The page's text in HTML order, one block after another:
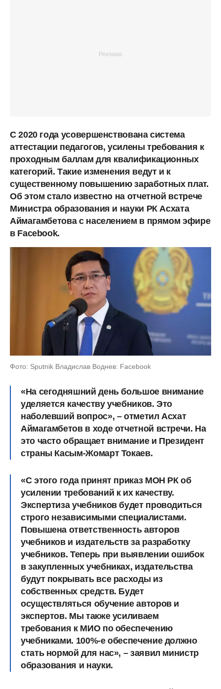
С 2020 года усовершенствована система
аттестации педагогов, усилены требования к
проходным баллам для квалификационных
категорий. Такие изменения ведут и к
существенному повышению заработных плат.
Об этом стало известно на отчетной встрече
Министра образования и науки РК Асхата
Аймагамбетова с населением в прямом эфире
в Facebook.
Фото: Sputnik Владислав Воднев: Facebook
«На сегодняшний день большое внимание
уделяется качеству учебников. Это
наболевший вопрос», – отметил Асхат
Аймагамбетов в ходе отчетной встречи. На
это часто обращает внимание и Президент
страны Касым-Жомарт Токаев.
«С этого года принят приказ МОН РК об
усилении требований к их качеству.
Экспертиза учебников будет проводиться
строго независимыми специалистами.
Повышена ответственность авторов
учебников и издательств за разработку
учебников. Теперь при выявлении ошибок
в закупленных учебниках, издательства
будут покрывать все расходы из
собственных средств. Будет
осуществляться обучение авторов и
экспертов. Мы также усиливаем
требования к МИО по обеспечению
учебниками. 100%-е обеспечение должно
стать нормой для нас», – заявил министр
образования и науки.